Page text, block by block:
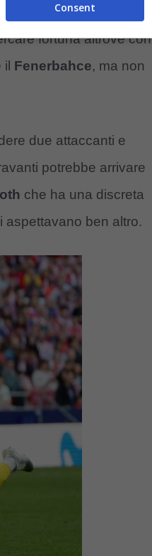
è stata tutta tranne
fortuna altrove con
Fenerbahce, ma non
due attaccanti e
potrebbe arrivare
che ha una discreta
aspettavano ben altro.
Consent